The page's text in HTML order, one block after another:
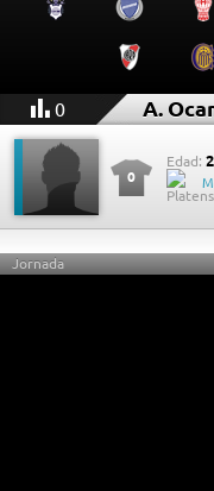
0 A.
0
Edad: 2
Jornada